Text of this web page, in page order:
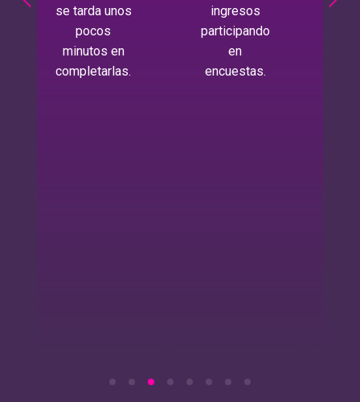
se tarda unos
pocos
minutos en
completarlas.
ingresos
participando
en
encuestas.